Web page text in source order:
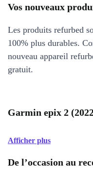
Vos nouveaux
Les produits refurbed
100% plus durables.
nouveau appareil
gratuit.
Garmin epix 2
Afficher plus
De l’occasion au